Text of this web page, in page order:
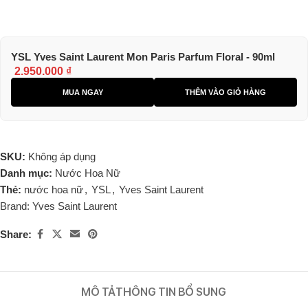
YSL Yves Saint Laurent Mon Paris Parfum Floral - 90ml
2.950.000 ₫
MUA NGAY THÊM VÀO GIỎ HÀNG
SKU: Không áp dụng
Danh mục: Nước Hoa Nữ
Thẻ: nước hoa nữ, YSL , Yves Saint Laurent
Brand: Yves Saint Laurent
Share:
MÔ TẢTHÔNG TIN BỔ SUNG